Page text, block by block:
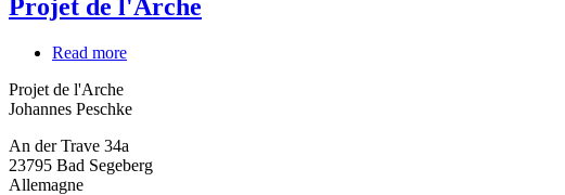
Projet de l'Arche
Read more
l'Arche
Projet de l'Arche
Johannes Peschke
An der Trave 34a
23795 Bad Segeberg
Allemagne